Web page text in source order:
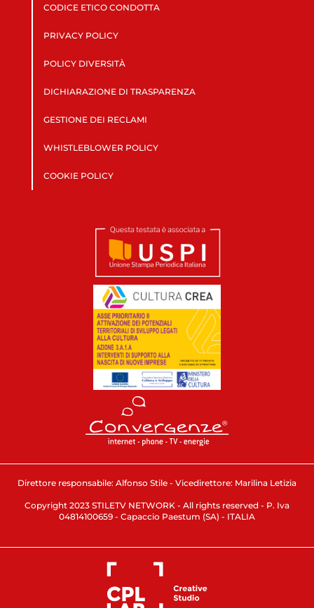
CODICE ETICO CONDOTTA
PRIVACY POLICY
POLICY DIVERSITÀ
DICHIARAZIONE DI TRASPARENZA
GESTIONE DEI RECLAMI
WHISTLEBLOWER POLICY
COOKIE POLICY
Direttore responsabile: Alfonso Stile - Vicedirettore: Marilina Letizia
Copyright 2023 STILETV NETWORK - All rights reserved - P. Iva
04814100659 - Capaccio Paestum (SA) - ITALIA